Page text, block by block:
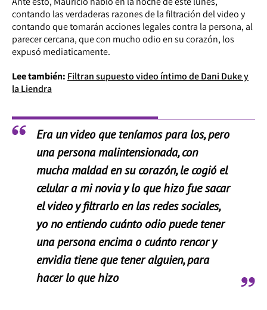
contando las verdaderas razones de la filtración del video y
contando que tomarán acciones legales contra la persona, al
parecer cercana, que con mucho odio en su corazón, los
expusó mediaticamente.
Lee también: Filtran supuesto video íntimo de Dani Duke y
la Liendra
Era un video que teníamos para los, pero
una persona malintensionada, con
mucha maldad en su corazón, le cogió el
celular a mi novia y lo que hizo fue sacar
el video y filtrarlo en las redes sociales,
yo no entiendo cuánto odio puede tener
una persona encima o cuánto rencor y
envidia tiene que tener alguien, para
hacer lo que hizo